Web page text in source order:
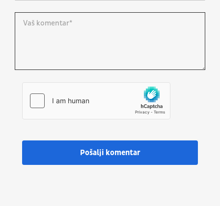
Pošalji komentar